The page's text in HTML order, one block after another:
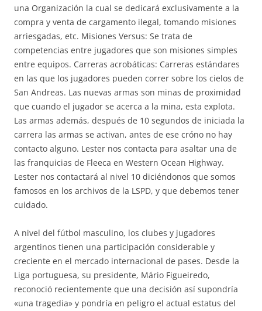
una Organización la cual se dedicará exclusivamente a la
compra y venta de cargamento ilegal, tomando misiones
arriesgadas, etc. Misiones Versus: Se trata de
competencias entre jugadores que son misiones simples
entre equipos. Carreras acrobáticas: Carreras estándares
en las que los jugadores pueden correr sobre los cielos de
San Andreas. Las nuevas armas son minas de proximidad
que cuando el jugador se acerca a la mina, esta explota.
Las armas además, después de 10 segundos de iniciada la
carrera las armas se activan, antes de ese cróno no hay
contacto alguno. Lester nos contacta para asaltar una de
las franquicias de Fleeca en Western Ocean Highway.
Lester nos contactará al nivel 10 diciéndonos que somos
famosos en los archivos de la LSPD, y que debemos tener
cuidado.
A nivel del fútbol masculino, los clubes y jugadores
argentinos tienen una participación considerable y
creciente en el mercado internacional de pases. Desde la
Liga portuguesa, su presidente, Mário Figueiredo,
reconoció recientemente que una decisión así supondría
«una tragedia» y pondría en peligro el actual estatus del